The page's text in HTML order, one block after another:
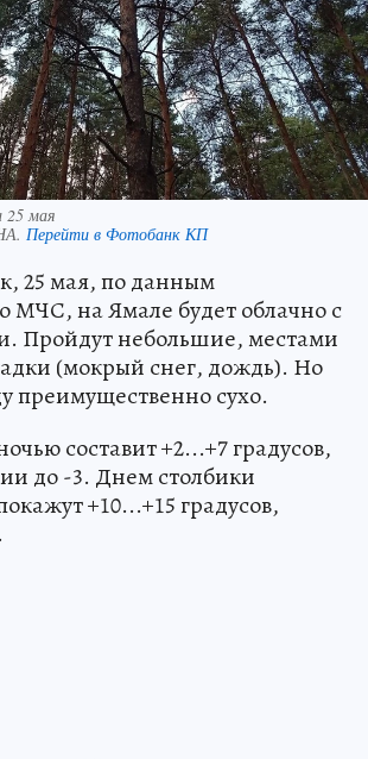
25 мая
Перейти в Фотобанк КП
25 мая, по данным
МЧС, на Ямале будет облачно с
Пройдут небольшие, местами
(мокрый снег, дождь). Но
преимущественно сухо.
составит +2...+7 градусов,
до -3. Днем столбики
+10...+15 градусов,